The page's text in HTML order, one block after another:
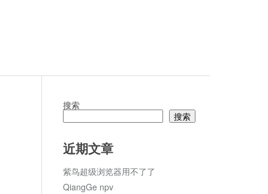
搜索
搜索
近期文章
紫鸟超级浏览器用不了了
QiangGe npv